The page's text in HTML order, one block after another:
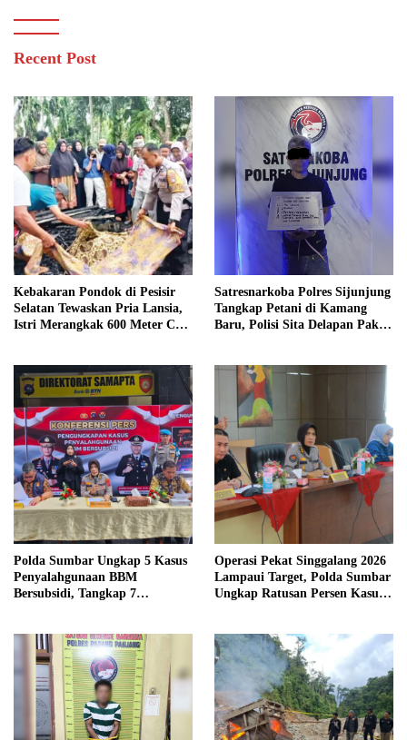
Recent Post
Kebakaran Pondok di Pesisir
Selatan Tewaskan Pria Lansia,
Istri Merangkak 600 Meter Cari
Satresnarkoba Polres Sijunjung
Tangkap Petani di Kamang
Baru, Polisi Sita Delapan Paket
Polda Sumbar Ungkap 5 Kasus
Penyalahgunaan BBM
Bersubsidi, Tangkap 7
Operasi Pekat Singgalang 2026
Lampaui Target, Polda Sumbar
Ungkap Ratusan Persen Kasus